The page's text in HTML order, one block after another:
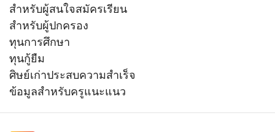
สำหรับผู้สนใจสมัครเรียน
สำหรับผู้ปกครอง
ทุนการศึกษา
ทุนกู้ยืม
ศิษย์เก่าประสบความสำเร็จ
ข้อมูลสำหรับครูแนะแนว